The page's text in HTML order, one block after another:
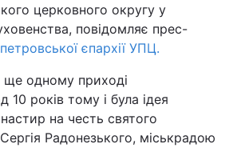
Наука
Лайт
Інциденти
Туризм
церковного округу у
повідомляє прес-
єпархії УПЦ.
ще одному приході
10 років тому і була ідея
на честь святого
Радонезького, міськрадою